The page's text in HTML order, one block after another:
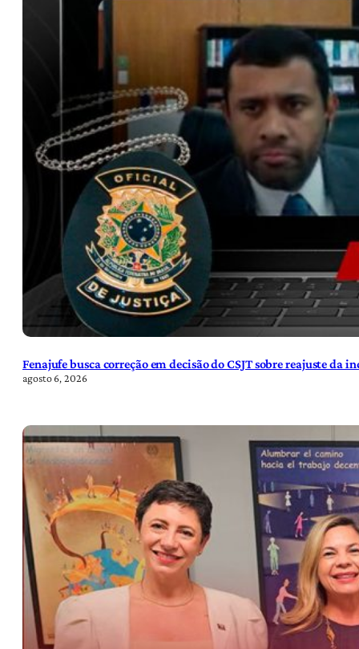
Fenajufe busca correção em decisão do CSJT sobre reajuste da
agosto 6, 2026